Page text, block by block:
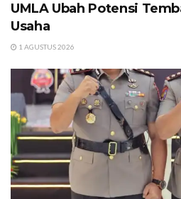
UMLA Ubah Potensi
Usaha
1 AGUSTUS 2026